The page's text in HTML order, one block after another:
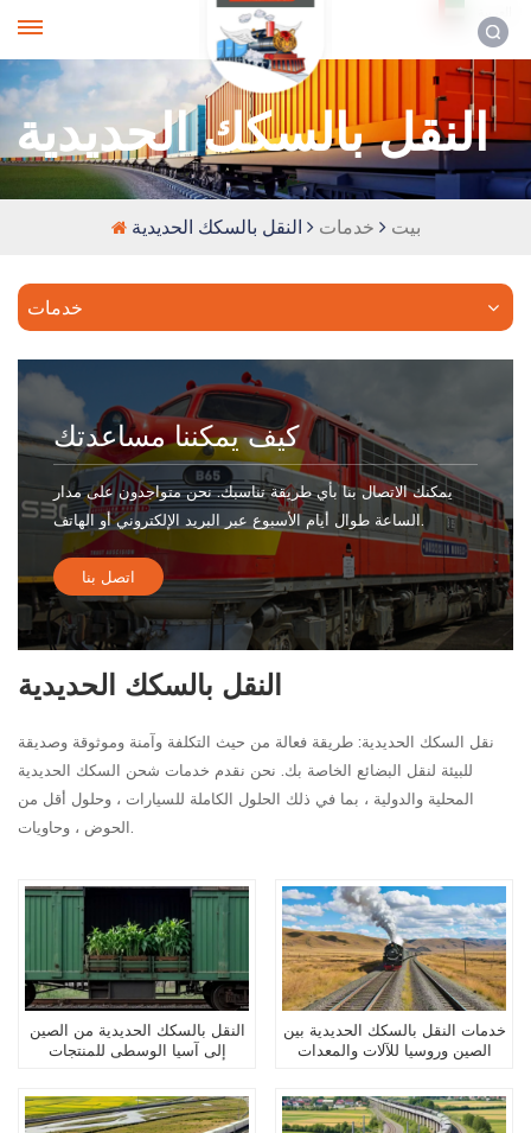
النقل بالسكك الحديدية
بيت خدمات النقل بالسكك الحديدية
خدمات
كيف يمكننا مساعدتك
يمكنك الاتصال بنا بأي طريقة تناسبك. نحن متواجدون على مدار
الساعة طوال أيام الأسبوع عبر البريد الإلكتروني أو الهاتف.
اتصل بنا
النقل بالسكك الحديدية
نقل السكك الحديدية: طريقة فعالة من حيث التكلفة وآمنة وموثوقة وصديقة
للبيئة لنقل البضائع الخاصة بك. نحن نقدم خدمات شحن السكك الحديدية
المحلية والدولية ، بما في ذلك الحلول الكاملة للسيارات ، وحلول أقل من
النقل بالسكك الحديدية من الصين
إلى آسيا الوسطى للمنتجات
خدمات النقل بالسكك الحديدية بين
الصين وروسيا للآلات والمعدات